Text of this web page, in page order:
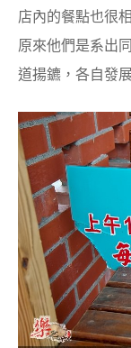
店內的餐點也很
原來他們是系出
道揚鑣，各自發